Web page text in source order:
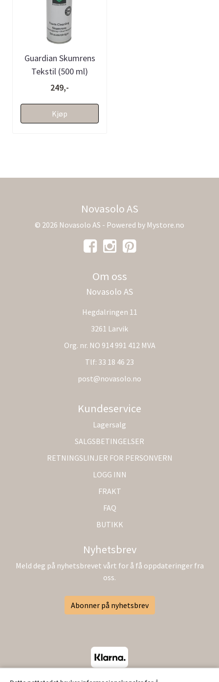
Guardian Skumrens
Tekstil (500 ml)
249,-
Kjøp
Novasolo AS
© 2026 Novasolo AS - Powered by Mystore.no
Om oss
Novasolo AS
Hegdalringen 11
3261 Larvik
Org. nr. NO 914 991 412 MVA
Tlf: 33 18 46 23
post@novasolo.no
Kundeservice
Lagersalg
SALGSBETINGELSER
RETNINGSLINJER FOR PERSONVERN
LOGG INN
FRAKT
FAQ
BUTIKK
Nyhetsbrev
Meld deg på nyhetsbrevet vårt for å få oppdateringer fra
oss.
Abonner på nyhetsbrev